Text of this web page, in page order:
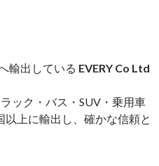
輸出している EVERY Co Ltd
ック・バス・SUV・乗用車
上に輸出し、確かな信頼と